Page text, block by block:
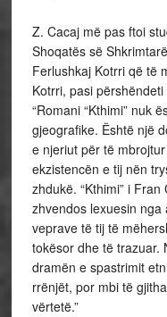
Z. Cacaj më pas ftoi
Shoqatës së
Ferlushkaj Kotrri që të
Kotrri, pasi
“Romani “Kthimi” nuk
gjeografike. Është një
e njeriut për të
ekzistencën e tij nën
zhdukë. “Kthimi” i
zhvendos lexuesin
veprave të tij të
tokësor dhe të trazuar.
dramën e spastrimit
rrënjët, por mbi të
vërtetë.”